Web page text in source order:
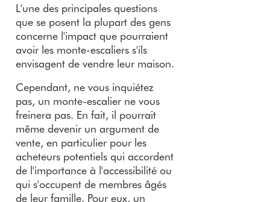
L'une des principales questions
que se posent la plupart des gens
concerne l'impact que pourraient
avoir les monte-escaliers s'ils
envisagent de vendre leur maison.
Cependant, ne vous inquiétez
pas, un monte-escalier ne vous
freinera pas. En fait, il pourrait
même devenir un argument de
vente, en particulier pour les
acheteurs potentiels qui accordent
de l'importance à l'accessibilité ou
qui s'occupent de membres âgés
de leur famille. Pour eux, un